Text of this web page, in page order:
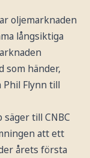
oljemarknaden
långsiktiga
som händer,
Flynn till
säger till CNBC
att ett
årets första